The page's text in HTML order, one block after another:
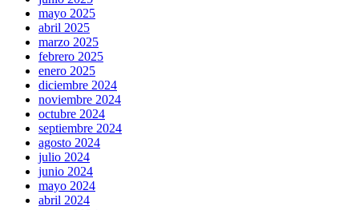
mayo 2025
abril 2025
marzo 2025
febrero 2025
enero 2025
diciembre 2024
noviembre 2024
octubre 2024
septiembre 2024
agosto 2024
julio 2024
junio 2024
mayo 2024
abril 2024